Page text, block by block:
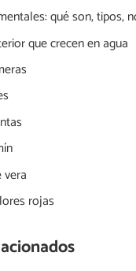
qué son, tipos,
que crecen en agua
rojas